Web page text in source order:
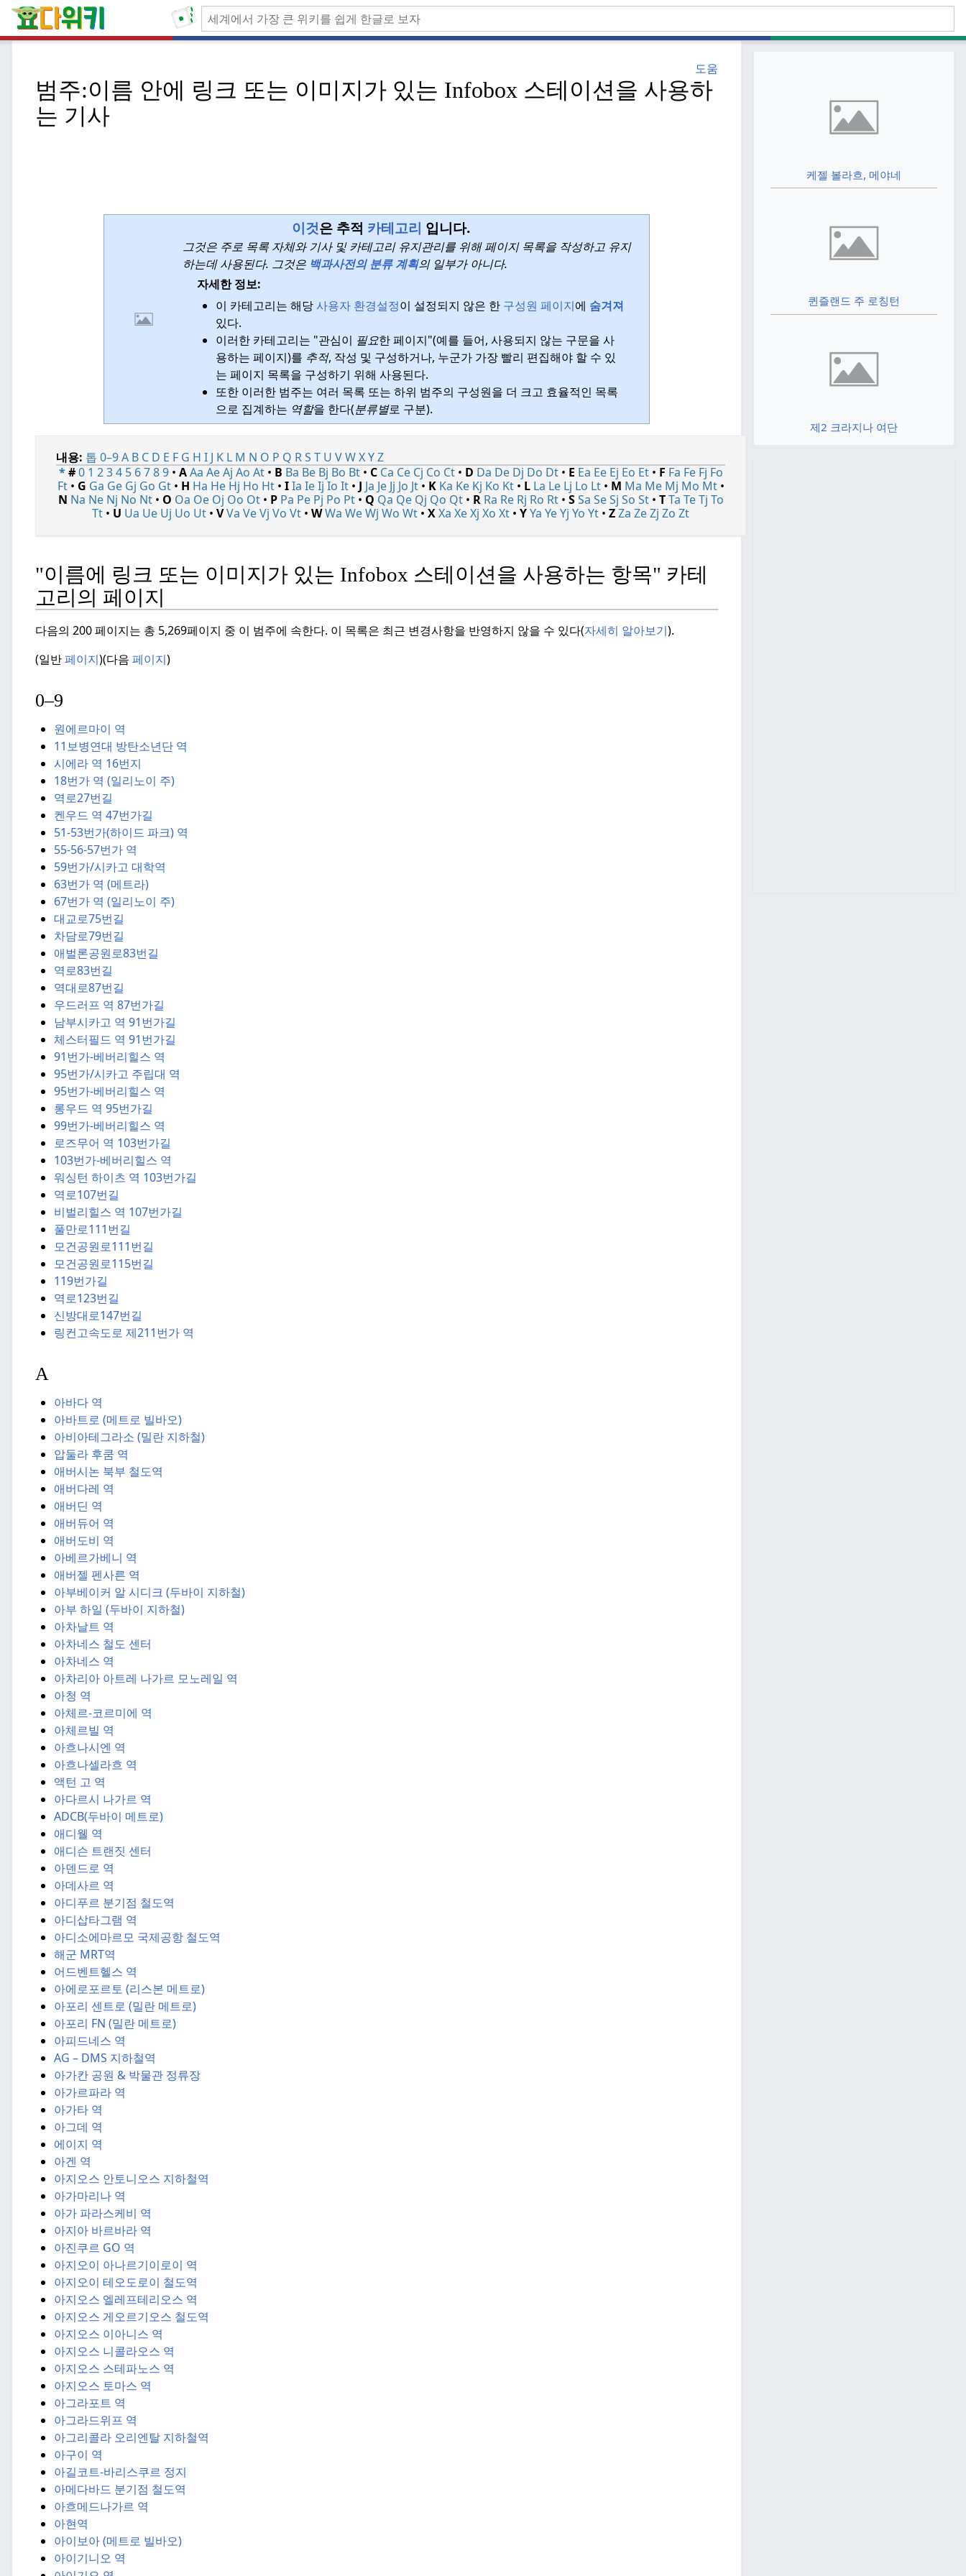
도움
범주:이름 안에 링크 또는 이미지가 있는 Infobox 스테이션을 사용하
는 기사
이것은 추적 카테고리 입니다.
그것은 주로 목록 자체와 기사 및 카테고리 유지관리를 위해 페이지 목록을 작성하고 유지
하는데 사용된다. 그것은 백과사전의 분류 계획의 일부가 아니다.
자세한 정보:
이 카테고리는 해당사용자 환경설정이 설정되지 않은 한 구성원 페이지에 숨겨져
있다.
이러한 카테고리는 "관심이 필요한 페이지"(예를 들어, 사용되지 않는 구문을 사
용하는 페이지)를 추적, 작성 및 구성하거나, 누군가 가장 빨리 편집해야 할 수 있
는 페이지 목록을 구성하기 위해 사용된다.
또한 이러한 범주는 여러 목록 또는 하위 범주의 구성원을 더 크고 효율적인 목록
으로 집계하는 역할을 한다(분류별로 구분).
내용: 톱 0–9A B C D E F G H I J K L M N O P Q RS T U VWXYZ
* # 0 1 2 3 4 5 6 7 8 9• A Aa Ae Aj Ao At• B Ba Be Bj Bo Bt• C Ca Ce Cj Co Ct• D Da De Dj Do Dt• E Ea Ee Ej Eo Et• F Fa Fe Fj Fo
Ft• G Ga Ge Gj Go Gt• H Ha He Hj Ho Ht• I Ia Ie Ij Io It• J Ja Je Jj Jo Jt• K Ka Ke Kj Ko Kt• L La Le Lj Lo Lt• M Ma Me Mj Mo Mt•
N Na Ne Nj No Nt• O Oa Oe Oj Oo Ot• P Pa Pe Pj Po Pt• Q Qa Qe Qj Qo Qt• R Ra Re Rj Ro Rt• S Sa Se Sj So St• T Ta Te Tj To
Tt • U Ua Ue Uj Uo Ut • VVa VeVj Vo Vt • WWa WeWj Wo Wt • XXa XeXj Xo Xt • YYa YeYj Yo Yt • ZZa ZeZj Zo Zt
"이름에 링크 또는 이미지가 있는 Infobox 스테이션을 사용하는 항목" 카테
고리의 페이지
다음의 200 페이지는 총 5,269페이지 중 이 범주에 속한다. 이 목록은 최근 변경사항을 반영하지 않을 수 있다(자세히 알아보기).
(일반페이지)(다음 페이지)
0–9
원에르마이 역
11보병연대 방탄소년단 역
시에라 역 16번지
18번가 역 (일리노이 주)
역로27번길
켄우드 역 47번가길
51-53번가(하이드 파크) 역
55-56-57번가 역
59번가/시카고 대학역
63번가 역 (메트라)
67번가 역 (일리노이 주)
대교로75번길
차담로79번길
애벌론공원로83번길
역로83번길
역대로87번길
우드러프 역 87번가길
남부시카고 역 91번가길
체스터필드 역 91번가길
91번가-베버리힐스 역
95번가/시카고 주립대 역
95번가-베버리힐스 역
롱우드 역 95번가길
99번가-베버리힐스 역
로즈무어 역 103번가길
103번가-베버리힐스 역
워싱턴 하이츠 역 103번가길
역로107번길
비벌리힐스 역 107번가길
풀만로111번길
모건공원로111번길
모건공원로115번길
119번가길
역로123번길
신방대로147번길
링컨고속도로 제211번가 역
A
아바다 역
아바트로 (메트로 빌바오)
아비아테그라소 (밀란 지하철)
압둘라 후쿰 역
애버시논 북부 철도역
애버다레 역
애버딘 역
애버듀어 역
애버도비 역
아베르가베니 역
애버젤 펜사른 역
아부베이커 알 시디크 (두바이 지하철)
아부 하일 (두바이 지하철)
아차날트 역
아차네스 철도 센터
아차네스 역
아차리아 아트레 나가르 모노레일 역
아청 역
아체르-코르미에 역
아체르빌 역
아흐나시엔 역
아흐나셀라흐 역
액턴 고 역
아다르시 나가르 역
ADCB(두바이 메트로)
애디웰 역
애디슨 트랜짓 센터
아덴드로 역
아데사르 역
아디푸르 분기점 철도역
아디삽타그램 역
아디소에마르모 국제공항 철도역
해군 MRT역
어드벤트헬스 역
아에로포르토 (리스본 메트로)
아포리 센트로 (밀란 메트로)
아포리 FN (밀란 메트로)
아피드네스 역
AG – DMS 지하철역
아가칸 공원 & 박물관 정류장
아가르파라 역
아가타 역
아그데 역
에이지 역
아겐 역
아지오스 안토니오스 지하철역
아가마리나 역
아가 파라스케비 역
아지아 바르바라 역
아진쿠르 GO 역
아지오이 아나르기이로이 역
아지오이 테오도로이 철도역
아지오스 엘레프테리오스 역
아지오스 게오르기오스 철도역
아지오스 이아니스 역
아지오스 니콜라오스 역
아지오스 스테파노스 역
아지오스 토마스 역
아그라포트 역
아그라드위프 역
아그리콜라 오리엔탈 지하철역
아구이 역
아길코트-바리스쿠르 정지
아메다바드 분기점 철도역
아흐메드나가르 역
아현역
아이보아 (메트로 빌바오)
아이기니오 역
케젤 볼라흐, 메야네
퀸즐랜드 주 로칭턴
제2 크라지나 여단